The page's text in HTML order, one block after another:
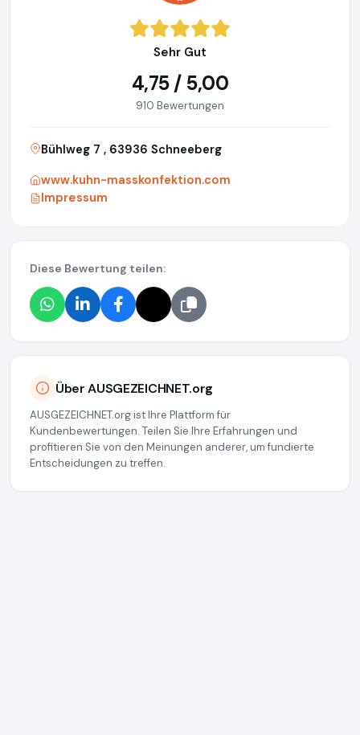
Sehr Gut
4,75 / 5,00
910 Bewertungen
Bühlweg 7 , 63936 Schneeberg
www.kuhn-masskonfektion.com
Impressum
Diese Bewertung teilen:
Über AUSGEZEICHNET.org
AUSGEZEICHNET.org ist Ihre Plattform für
Kundenbewertungen. Teilen Sie Ihre Erfahrungen und
profitieren Sie von den Meinungen anderer, um fundierte
Entscheidungen zu treffen.